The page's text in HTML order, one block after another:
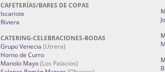
CAFETERÍAS/BARES DE COPAS
Iscariote
Riviera
CATERING-CELEBRACIONES-BODAS
Grupo Venecia (Utrera)
Horno de Curro
Manolo Mayo(Los Palacios)